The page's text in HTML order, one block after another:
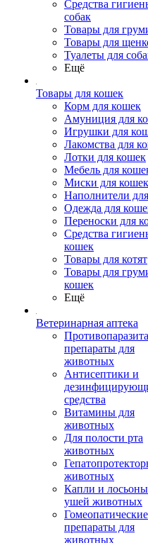
Средства
собак
Товары для
Товары для
Туалеты для
Ещё
Товары для кошек
Корм для кошек
Амуниция для
Игрушки для
Лакомства для
Лотки для кошек
Мебель для
Миски для кошек
Наполнители
Одежда для
Переноски для
Средства
кошек
Товары для котят
Товары для
кошек
Ещё
Ветеринарная аптека
препараты для
животных
Антисептики и
средства
Витамины для
животных
Для полости рта
животных
животных
Капли и
ушей животных
Гомеопатические
препараты для
животных